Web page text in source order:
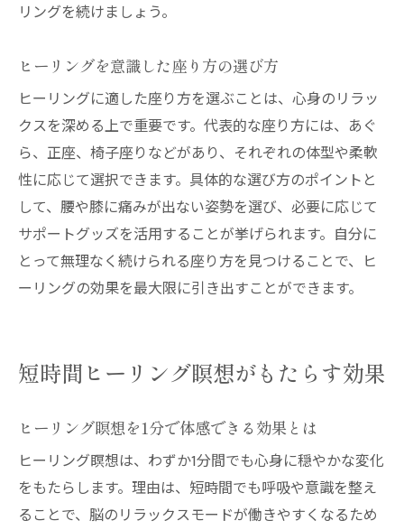
リングを続けましょう。
ヒーリングを意識した座り方の選び方
ヒーリングに適した座り方を選ぶことは、心身のリラッ
クスを深める上で重要です。代表的な座り方には、あぐ
ら、正座、椅子座りなどがあり、それぞれの体型や柔軟
性に応じて選択できます。具体的な選び方のポイントと
して、腰や膝に痛みが出ない姿勢を選び、必要に応じて
サポートグッズを活用することが挙げられます。自分に
とって無理なく続けられる座り方を見つけることで、ヒ
ーリングの効果を最大限に引き出すことができます。
短時間ヒーリング瞑想がもたらす効果
ヒーリング瞑想を1分で体感できる効果とは
ヒーリング瞑想は、わずか1分間でも心身に穏やかな変化
をもたらします。理由は、短時間でも呼吸や意識を整え
ることで、脳のリラックスモードが働きやすくなるため